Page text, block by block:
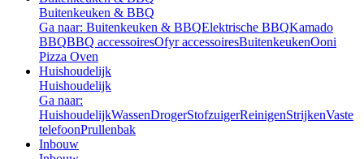
Buitenkeuken & BBQ
Ga naar: Buitenkeuken & BBQElektrische BBQKamado
BBQBBQ accessoiresOfyr accessoiresBuitenkeukenOoni
Pizza Oven
Huishoudelijk
Huishoudelijk
Ga naar:
HuishoudelijkWassenDrogerStofzuigerReinigenStrijkenVaste
telefoonPrullenbak
Inbouw